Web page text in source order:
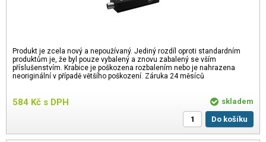
Produkt je zcela nový a nepoužívaný. Jediný rozdíl oproti standardním
produktům je, že byl pouze vybalený a znovu zabalený se vším
příslušenstvím. Krabice je poškozena rozbalením nebo je nahrazena
neoriginální v případě většího poškození. Záruka 24 měsíců
584 Kč s DPH
skladem
Do košíku